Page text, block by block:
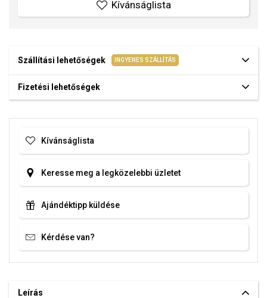
Kívánságlista
Szállítási lehetőségek INGYENES SZÁLLÍTÁS
Fizetési lehetőségek
Kívánságlista
Keresse meg a legközelebbi üzletet
Ajándéktipp küldése
Kérdése van?
Leírás